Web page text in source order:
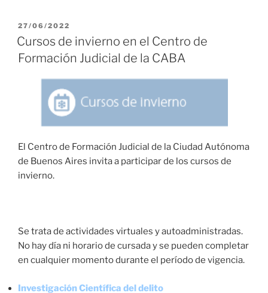
PUBLICADO
EL
27/06/2022
Cursos de invierno en el Centro de
Formación Judicial de la CABA
El Centro de Formación Judicial de la Ciudad Autónoma
de Buenos Aires invita a participar de los cursos de
invierno.
Se trata de actividades virtuales y autoadministradas.
No hay día ni horario de cursada y se pueden completar
en cualquier momento durante el período de vigencia.
Investigación Científica del delito